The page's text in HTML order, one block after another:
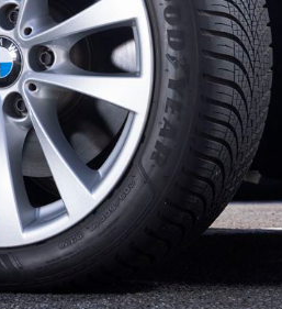
ホンダ
スバル
三菱
ダイハツ
光岡
その他